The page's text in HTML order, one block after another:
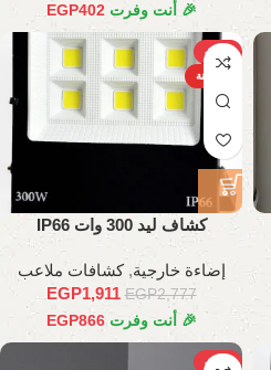
🎉 أنت وفرت EGP402
-31%
الساخنة
كشاف ليد 300 وات IP66
إضاءة خارجية,كشافات ملاعب
EGP2,777
EGP1,911
🎉 أنت وفرت EGP866
-22%